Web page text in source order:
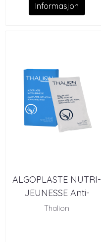
Informasjon
ALGOPLASTE NUTRI-
JEUNESSE Anti-
ageing Nourishing
Thalion